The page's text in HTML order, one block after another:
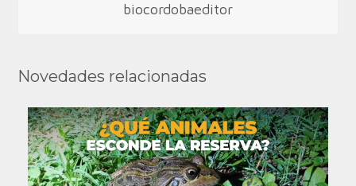
biocordobaeditor
Novedades relacionadas